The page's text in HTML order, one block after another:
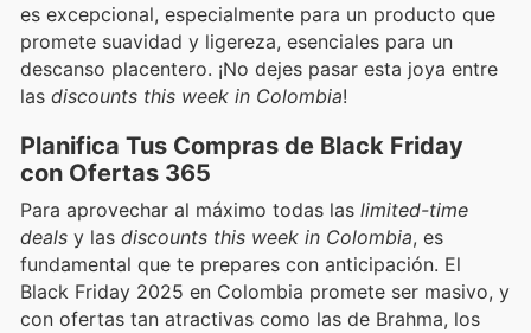
es excepcional, especialmente para un producto que
promete suavidad y ligereza, esenciales para un
descanso placentero. ¡No dejes pasar esta joya entre
las discounts this week in Colombia!
Planifica Tus Compras de Black Friday
con Ofertas 365
Para aprovechar al máximo todas las limited-time
deals y las discounts this week in Colombia, es
fundamental que te prepares con anticipación. El
Black Friday 2025 en Colombia promete ser masivo, y
con ofertas tan atractivas como las de Brahma, los